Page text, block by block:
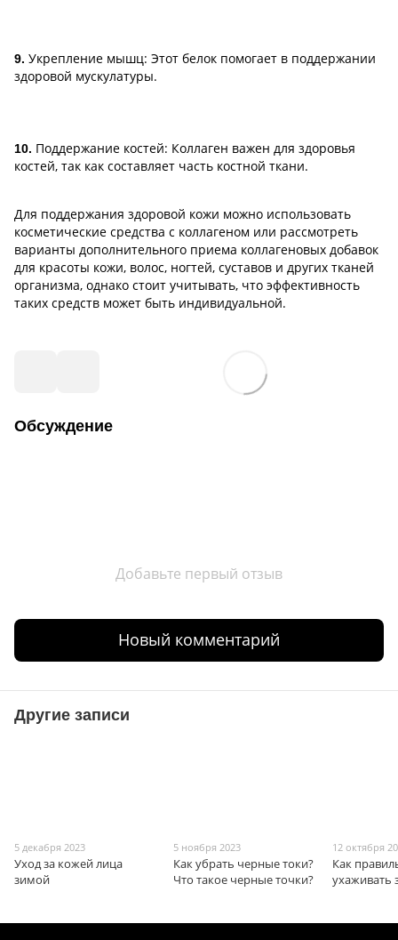
9. Укрепление мышц: Этот белок помогает в поддержании
здоровой мускулатуры.
10. Поддержание костей: Коллаген важен для здоровья
костей, так как составляет часть костной ткани.
Для поддержания здоровой кожи можно использовать
косметические средства с коллагеном или рассмотреть
варианты дополнительного приема коллагеновых добавок
для красоты кожи, волос, ногтей, суставов и других тканей
организма, однако стоит учитывать, что эффективность
таких средств может быть индивидуальной.
Обсуждение
Добавьте первый отзыв
Новый комментарий
Другие записи
5 декабря 2023
Уход за кожей лица
зимой
5 ноября 2023
Как убрать черные токи?
Что такое черные точки?
12 октября
Как
ухаживать